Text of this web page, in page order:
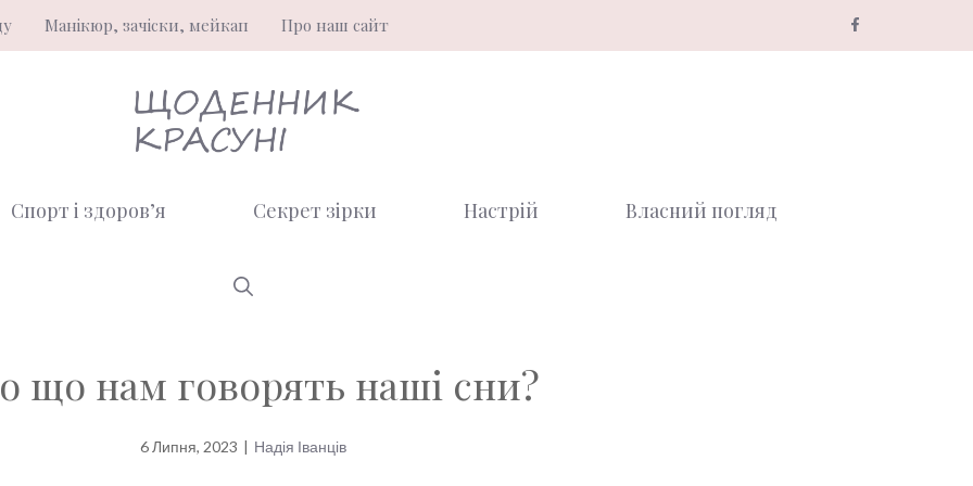
Манікюр, зачіски, мейкап Про наш сайт
Спорт і здоров’я Секрет зірки Настрій Власний погляд
що нам говорять наші сни?
6 Липня, 2023 | Надія Іванців